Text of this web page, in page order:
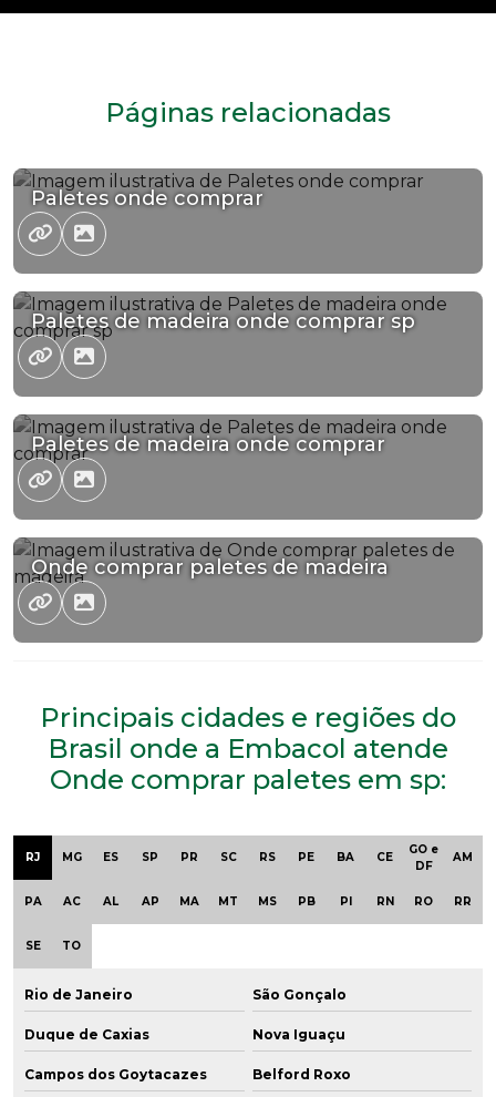
Páginas relacionadas
Paletes onde comprar
Paletes de madeira onde comprar sp
Paletes de madeira onde comprar
Onde comprar paletes de madeira
Principais cidades e regiões do
Brasil onde a Embacol atende
Onde comprar paletes em sp:
RJ MG ES SP PR SC RS PE BA CE
GO e
DF
AM
PA AC AL AP MA MT MS PB PI RN RO RR
SE TO
Rio de Janeiro São Gonçalo
Duque de Caxias Nova Iguaçu
Campos dos Goytacazes Belford Roxo